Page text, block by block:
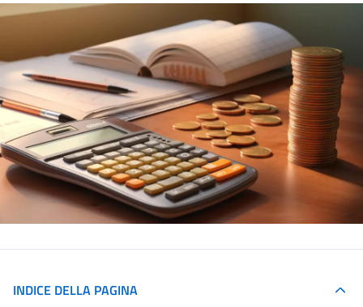
INDICE DELLA PAGINA